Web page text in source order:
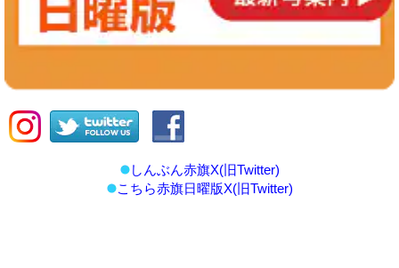
しんぶん赤旗X(旧Twitter)
こちら赤旗日曜版X(旧Twitter)